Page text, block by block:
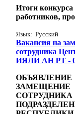
Итоги
работников,
Язык: Русский
Вакансия на
сотрудника
ИЯЛИ АН РТ -